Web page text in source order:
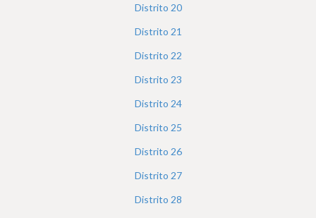
Distrito 20
Distrito 21
Distrito 22
Distrito 23
Distrito 24
Distrito 25
Distrito 26
Distrito 27
Distrito 28